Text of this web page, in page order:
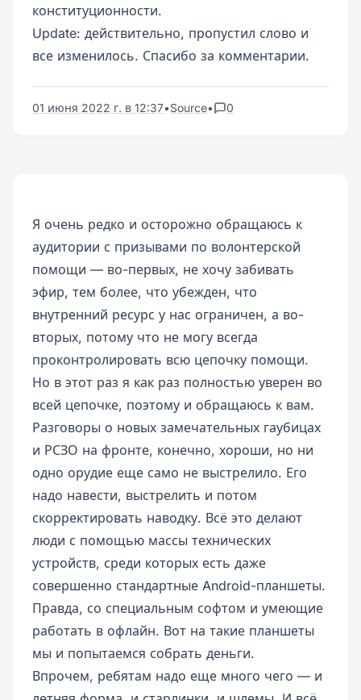
конституционности.
Update: действительно, пропустил слово и
все изменилось. Спасибо за комментарии.
01 июня 2022 г. в 12:37•Source• 0
Я очень редко и осторожно обращаюсь к
аудитории с призывами по волонтерской
помощи — во-первых, не хочу забивать
эфир, тем более, что убежден, что
внутренний ресурс у нас ограничен, а во-
вторых, потому что не могу всегда
проконтролировать всю цепочку помощи.
Но в этот раз я как раз полностью уверен во
всей цепочке, поэтому и обращаюсь к вам.
Разговоры о новых замечательных гаубицах
и РСЗО на фронте, конечно, хороши, но ни
одно орудие еще само не выстрелило. Его
надо навести, выстрелить и потом
скорректировать наводку. Всё это делают
люди с помощью массы технических
устройств, среди которых есть даже
совершенно стандартные Android-планшеты.
Правда, со специальным софтом и умеющие
работать в офлайн. Вот на такие планшеты
мы и попытаемся собрать деньги.
Впрочем, ребятам надо еще много чего — и